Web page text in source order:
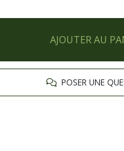
AJOUTER AU
POSER UNE